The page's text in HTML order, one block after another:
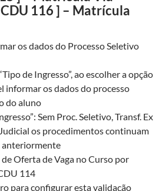
116 ] – Matrícula
os dados do Processo Seletivo
de Ingresso”, ao escolher a opção
informar os dados do processo
do aluno
Sem Proc. Seletivo, Transf. Ex
os procedimentos continuam
anteriormente
Oferta de Vaga no Curso por
114
para configurar esta validação